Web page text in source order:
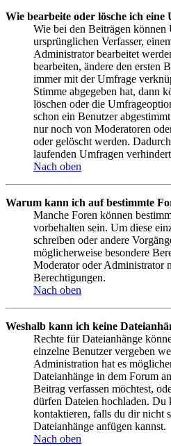
Wie bearbeite oder lösche ich eine
Wie bei den Beiträgen
ursprünglichen Verfasser,
Administrator bearbeitet
bearbeiten, ändere den ersten
immer mit der Umfrage
Stimme abgegeben hat, dann
löschen oder die
schon ein Benutzer
nur noch von Moderatoren
oder gelöscht werden.
laufenden Umfragen
Nach oben
Warum kann ich auf bestimmte
Manche Foren können
vorbehalten sein. Um diese
schreiben oder andere
möglicherweise besondere
Moderator oder Administrator
Berechtigungen.
Nach oben
Weshalb kann ich keine
Rechte für Dateianhänge
einzelne Benutzer vergeben
Administration hat es
Dateianhänge in dem Forum
Beitrag verfassen möchtest,
dürfen Dateien hochladen. Du
kontaktieren, falls du dir nicht
Dateianhänge anfügen kannst.
Nach oben